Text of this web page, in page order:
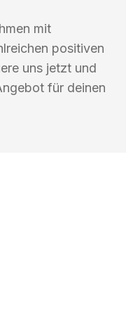
mit
positiven
uns jetzt und
für deinen